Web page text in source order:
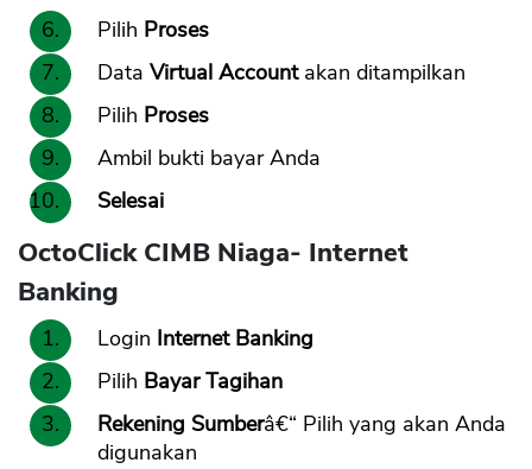
Pilih Proses
Data Virtual Account akan ditampilkan
Pilih Proses
Ambil bukti bayar Anda
Selesai
OctoClick CIMB Niaga- Internet
Banking
Login Internet Banking
Pilih Bayar Tagihan
Rekening Sumberâ€“ Pilih yang akan Anda
digunakan